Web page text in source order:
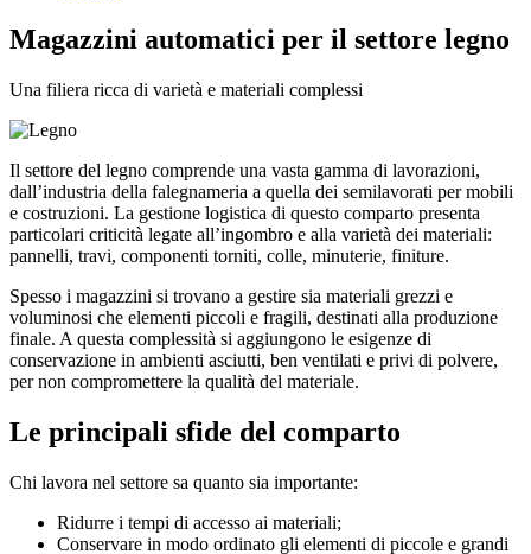
Magazzini automatici per il settore legno
Una filiera ricca di varietà e materiali complessi
Il settore del legno comprende una vasta gamma di lavorazioni,
dall’industria della falegnameria a quella dei semilavorati per mobili
e costruzioni. La gestione logistica di questo comparto presenta
particolari criticità legate all’ingombro e alla varietà dei materiali:
pannelli, travi, componenti torniti, colle, minuterie, finiture.
Spesso i magazzini si trovano a gestire sia materiali grezzi e
voluminosi che elementi piccoli e fragili, destinati alla produzione
finale. A questa complessità si aggiungono le esigenze di
conservazione in ambienti asciutti, ben ventilati e privi di polvere,
per non compromettere la qualità del materiale.
Le principali sfide del comparto
Chi lavora nel settore sa quanto sia importante:
Ridurre i tempi di accesso ai materiali;
Conservare in modo ordinato gli elementi di piccole e grandi